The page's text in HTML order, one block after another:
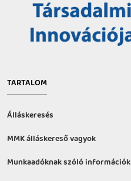
TARTALOM
Álláskeresés
MMK álláskereső vagyok
Munkaadóknak szóló információk